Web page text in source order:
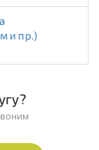
и пр.)